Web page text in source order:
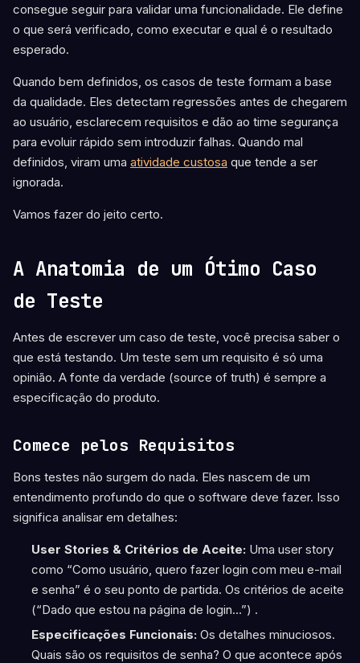
consegue seguir para validar uma funcionalidade. Ele define
o que será verificado, como executar e qual é o resultado
esperado.
Quando bem definidos, os casos de teste formam a base
da qualidade. Eles detectam regressões antes de chegarem
ao usuário, esclarecem requisitos e dão ao time segurança
para evoluir rápido sem introduzir falhas. Quando mal
definidos, viram uma atividade custosa que tende a ser
ignorada.
Vamos fazer do jeito certo.
A Anatomia de um Ótimo Caso
de Teste
Antes de escrever um caso de teste, você precisa saber o
que está testando. Um teste sem um requisito é só uma
opinião. A fonte da verdade (source of truth) é sempre a
especificação do produto.
Comece pelos Requisitos
Bons testes não surgem do nada. Eles nascem de um
entendimento profundo do que o software deve fazer. Isso
significa analisar em detalhes:
User Stories & Critérios de Aceite:Uma user story
como “Como usuário, quero fazer login com meu e-mail
e senha” é o seu ponto de partida. Os critérios de aceite
(“Dado que estou na página de login…”) .
Especificações Funcionais:Os detalhes minuciosos.
Quais são os requisitos de senha? O que acontece após